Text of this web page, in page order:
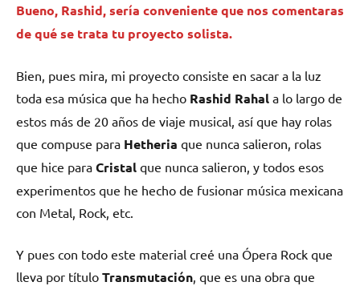
Bueno, Rashid, sería conveniente que nos comentaras
de qué se trata tu proyecto solista.
Bien, pues mira, mi proyecto consiste en sacar a la luz
toda esa música que ha hecho Rashid Rahal a lo largo de
estos más de 20 años de viaje musical, así que hay rolas
que compuse para Hetheria que nunca salieron, rolas
que hice para Cristal que nunca salieron, y todos esos
experimentos que he hecho de fusionar música mexicana
con Metal, Rock, etc.
Y pues con todo este material creé una Ópera Rock que
lleva por título Transmutación , que es una obra que